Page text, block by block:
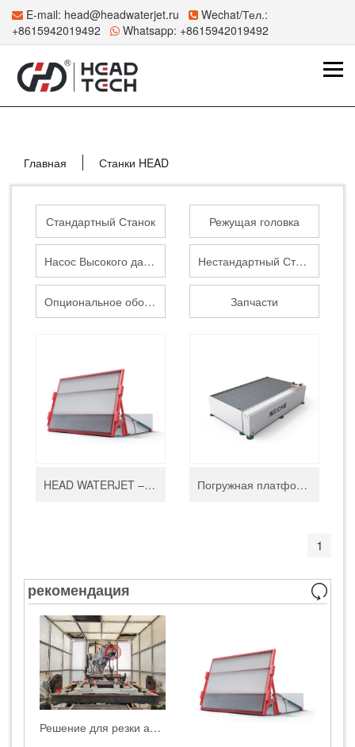
E-mail: head@headwaterjet.ru
Wechat/Тел.:
+8615942019492
Whatsapp: +8615942019492
Главная Станки HEAD
Стандартный Станок Режущая головка
Насос Высокого давления Нестандартный Станок
Опциональное оборудование Запчасти
HEAD WATERJET – напольная платформа для водоструйной резки с переворачиваемой рамой Погружная платформа для водоструйной резки HEAD WATERJET
1
рекомендация
Решение для резки автомобильных сидений от компании HEAD